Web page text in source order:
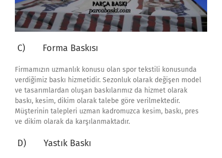
C) Forma Baskısı
Firmamızın uzmanlık konusu olan spor tekstili konusunda
verdiğimiz baskı hizmetidir. Sezonluk olarak değişen model
ve tasarımlardan oluşan baskılarımız da hizmet olarak
baskı, kesim, dikim olarak talebe göre verilmektedir.
Müşterinin talepleri uzman kadromuzca kesim, baskı, pres
ve dikim olarak da karşılanmaktadır.
D) Yastık Baskı